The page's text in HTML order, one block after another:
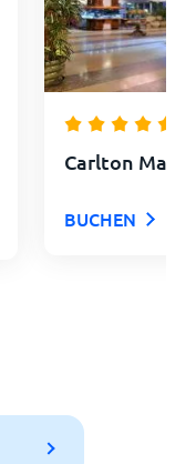
Carlton
BUCHEN